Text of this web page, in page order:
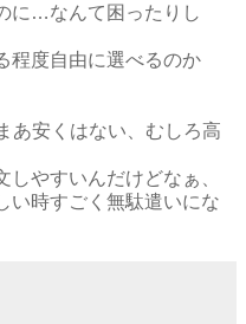
に…なんて困ったりし
程度自由に選べるのか
あ安くはない、むしろ高
やすいんだけどなぁ、
い時すごく無駄遣いにな